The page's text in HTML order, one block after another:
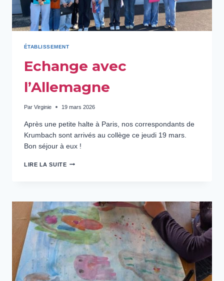
ÉTABLISSEMENT
Echange avec
l’Allemagne
Par Virginie 19 mars 2026
Après une petite halte à Paris, nos correspondants de
Krumbach sont arrivés au collège ce jeudi 19 mars.
Bon séjour à eux !
LIRE LA SUITEECHANGE